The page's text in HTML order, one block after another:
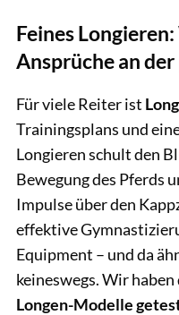
Feines
Ansprüche an
Für viele Reiter ist
Trainingsplans und
Longieren schult den
Bewegung des Pferds
Impulse über den
effektive
Equipment – und da
keineswegs. Wir haben
Longen-Modelle